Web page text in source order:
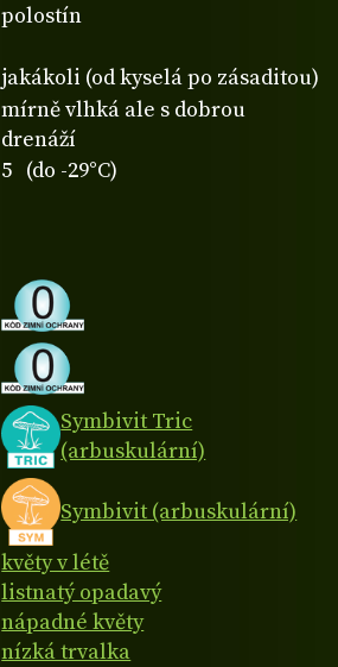
polostín
jakákoli (od kyselá po zásaditou)
mírně vlhká ale s dobrou
drenáží
5 (do -29°C)
Symbivit Tric
(arbuskulární)
Symbivit (arbuskulární)
květy v létě
listnatý opadavý
nápadné květy
nízká trvalka